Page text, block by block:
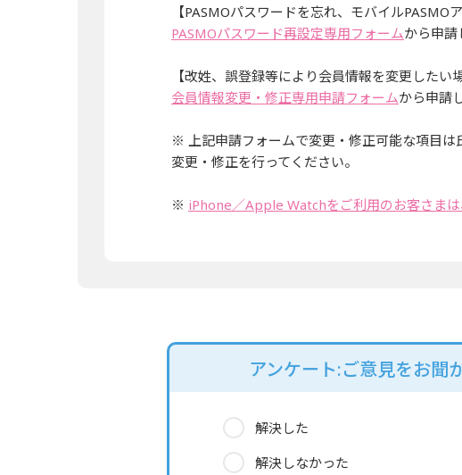
【PASMOパスワードを忘れ、モバイルPASMO
PASMOパスワード再設定専用フォームから申請
【改姓、誤登録等により会員情報を変更したい場
会員情報変更・修正専用申請フォームから申請
※ 上記申請フォームで変更・修正可能な項目は
変更・修正を行ってください。
※ iPhone／Apple Watchをご利用のお客さまは
アンケート:ご意見をお聞
解決した
解決しなかった